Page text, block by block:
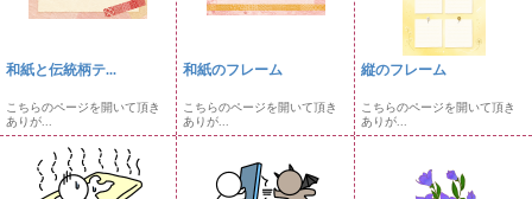
和紙と伝統柄テ...
こちらのページを開いて頂き
ありが...
和紙のフレーム
こちらのページを開いて頂き
ありが...
縦のフレーム
こちらのページを開いて頂き
ありが...